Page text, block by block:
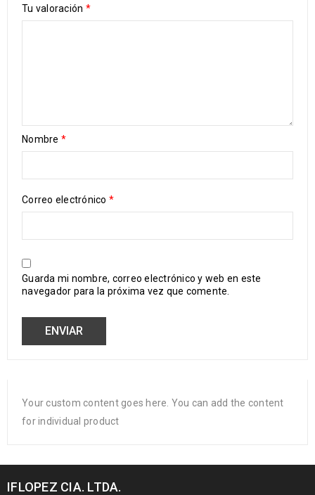
Tu valoración *
Nombre *
Correo electrónico *
Guarda mi nombre, correo electrónico y web en este
navegador para la próxima vez que comente.
Your custom content goes here. You can add the content
for individual product
IFLOPEZ CIA. LTDA.